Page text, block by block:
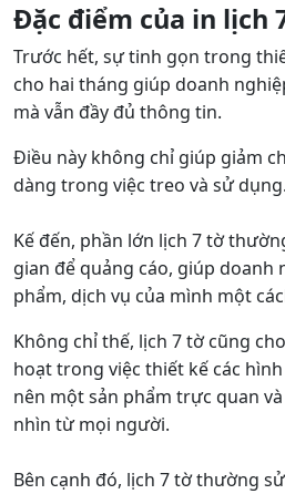
Đặc điểm của in lịch
Trước hết, sự tinh gọn trong
cho hai tháng giúp doanh
mà vẫn đầy đủ thông tin.
Điều này không chỉ giúp giảm
dàng trong việc treo và sử dụng.
Kế đến, phần lớn lịch 7 tờ
gian để quảng cáo, giúp doanh
phẩm, dịch vụ của mình một
Không chỉ thế, lịch 7 tờ cũng
hoạt trong việc thiết kế các
nên một sản phẩm trực quan
nhìn từ mọi người.
Bên cạnh đó, lịch 7 tờ thường